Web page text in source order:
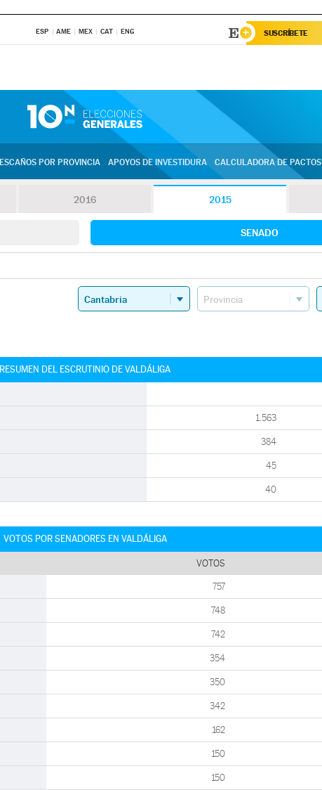
ESP AME MEX CAT ENG SUSCRÍBETE
ESCAÑOS POR PROVINCIA APOYOS DE INVESTIDURA CALCULADORA DE PACTOS
2016 2015
SENADO
RESUMEN DEL ESCRUTINIO DE VALDÁLIGA
1.563
384
45
40
VOTOS POR SENADORES EN VALDÁLIGA
VOTOS
757
748
742
354
350
342
162
150
150